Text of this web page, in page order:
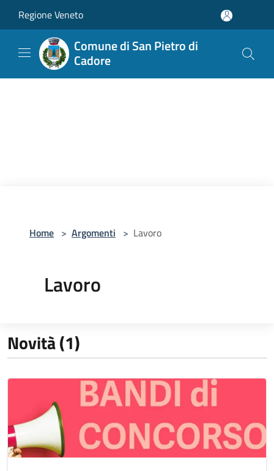
Regione Veneto
Comune di San Pietro di
Cadore
Home > Argomenti > Lavoro
Lavoro
Novità (1)